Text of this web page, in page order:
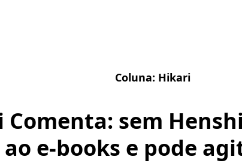
Coluna: Hikari
sem
e-books e pode